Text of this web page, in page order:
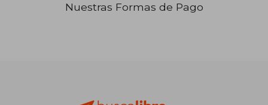
Nuestras Formas de Pago